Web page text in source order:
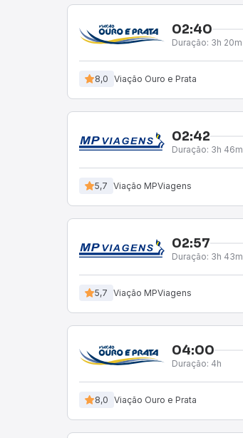
02:40
Duração: 3h 20m
8,0 Viação Ouro e Prata
02:42
Duração: 3h 46m
5,7 Viação MPViagens
02:57
Duração: 3h 43m
5,7 Viação MPViagens
04:00
Duração: 4h
8,0 Viação Ouro e Prata